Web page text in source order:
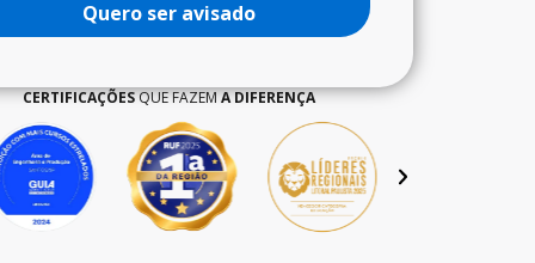
Quero ser avisado
CERTIFICAÇÕESQUE FAZEMA DIFERENÇA